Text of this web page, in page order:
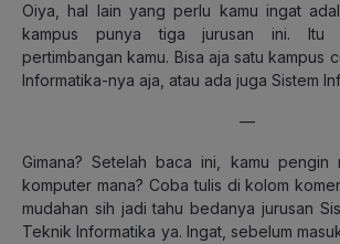
Oiya, hal lain yang perlu kamu ingat
kampus punya tiga jurusan ini. Itu
pertimbangan kamu. Bisa aja satu kampus
Informatika-nya aja, atau ada juga Sistem
—
Gimana? Setelah baca ini, kamu pengin
komputer mana? Coba tulis di kolom
mudahan sih jadi tahu bedanya jurusan
Teknik Informatika ya. Ingat, sebelum